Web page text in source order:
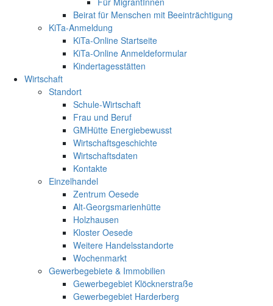
Beirat für Menschen mit Beeinträchtigung
KiTa-Anmeldung
KiTa-Online Startseite
KiTa-Online Anmeldeformular
Kindertagesstätten
Wirtschaft
Standort
Schule-Wirtschaft
Frau und Beruf
GMHütte Energiebewusst
Wirtschaftsgeschichte
Wirtschaftsdaten
Kontakte
Einzelhandel
Zentrum Oesede
Alt-Georgsmarienhütte
Holzhausen
Kloster Oesede
Weitere Handelsstandorte
Wochenmarkt
Gewerbegebiete & Immobilien
Gewerbegebiet Klöcknerstraße
Gewerbegebiet Harderberg